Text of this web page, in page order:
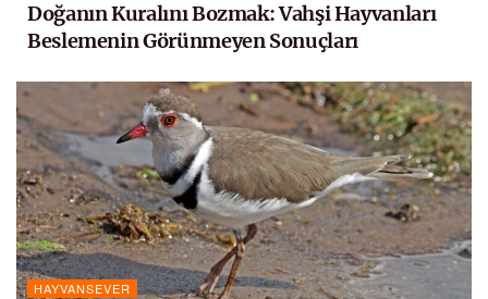
Doğanın Kuralını Bozmak: Vahşi Hayvanları
Beslemenin Görünmeyen Sonuçları
HAYVANSEVER